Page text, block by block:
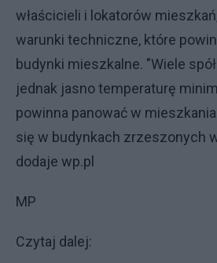
właścicieli i lokatorów
warunki techniczne, które
budynki mieszkalne. "Wiele
jednak jasno temperaturę
powinna panować w
się w budynkach zrzeszonych
dodaje wp.pl
MP
Czytaj dalej: